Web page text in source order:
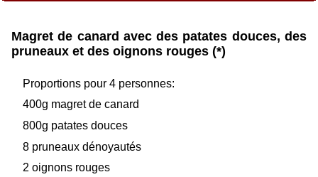
Magret de canard avec des patates douces, des
pruneaux et des oignons rouges (*)
Proportions pour 4 personnes:
400g magret de canard
800g patates douces
8 pruneaux dénoyautés
2 oignons rouges